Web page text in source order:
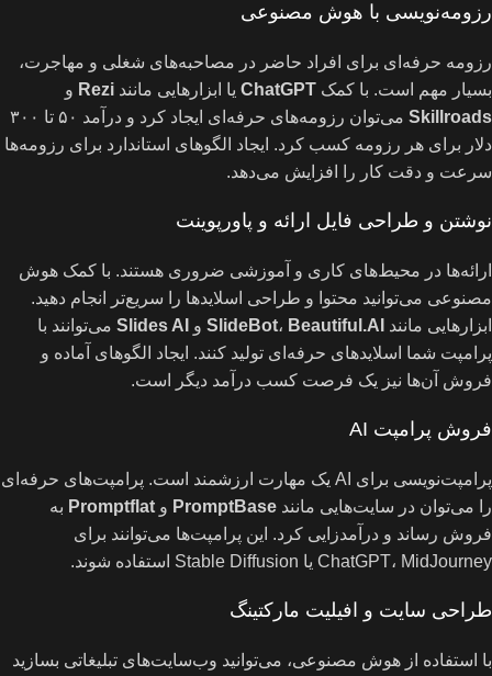
رزومه‌نویسی با هوش مصنوعی
رزومه حرفه‌ای برای افراد حاضر در مصاحبه‌های شغلی و مهاجرت،
بسیار مهم است. با کمک ChatGPT یا ابزارهایی مانند Rezi و
Skillroads
می‌توان رزومه‌های حرفه‌ای ایجاد کرد و درآمد ۵۰ تا ۳۰۰
دلار برای هر رزومه کسب کرد. ایجاد الگوهای استاندارد برای رزومه‌ها
سرعت و دقت کار را افزایش می‌دهد.
نوشتن و طراحی فایل ارائه و پاورپوینت
ارائه‌ها در محیط‌های کاری و آموزشی ضروری هستند. با کمک هوش
مصنوعی می‌توانید محتوا و طراحی اسلایدها را سریع‌تر انجام دهید.
ابزارهایی مانند
SlideBot، Beautiful.AI و Slides AI می‌توانند با
پرامپت شما اسلایدهای حرفه‌ای تولید کنند. ایجاد الگوهای آماده و
فروش آن‌ها نیز یک فرصت کسب درآمد دیگر است.
فروش پرامپت AI
پرامپت‌نویسی برای AI یک مهارت ارزشمند است. پرامپت‌های حرفه‌ای
را می‌توان در سایت‌هایی مانند PromptBase و Promptflat به
فروش رساند و درآمدزایی کرد. این پرامپت‌ها می‌توانند برای
ChatGPT، MidJourney یا Stable Diffusion استفاده شوند.
طراحی سایت و افیلیت مارکتینگ
با استفاده از هوش مصنوعی، می‌توانید وب‌سایت‌های تبلیغاتی بسازید